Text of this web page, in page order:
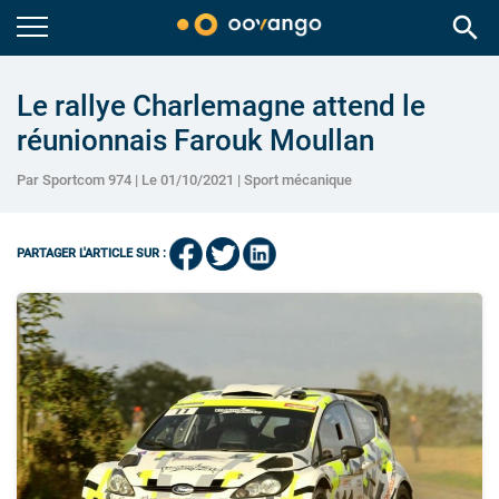
search
Le rallye Charlemagne attend le
réunionnais Farouk Moullan
Par Sportcom 974 | Le 01/10/2021 | Sport mécanique
PARTAGER L'ARTICLE SUR :